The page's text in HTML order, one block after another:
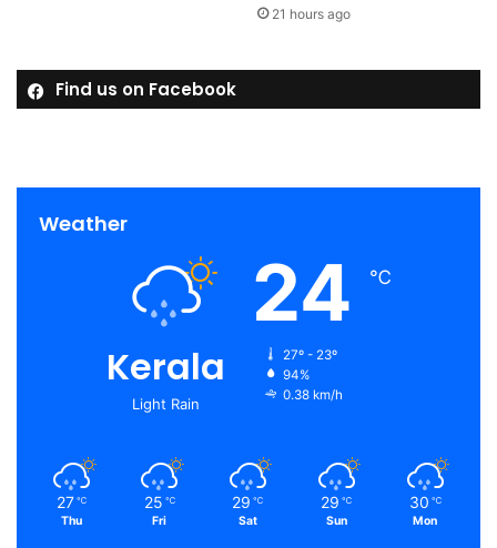
21 hours ago
Find us on Facebook
Weather
Kerala
Light Rain
24 ℃
27º - 23º
94%
0.38 km/h
27 ℃
Thu
25 ℃
Fri
29 ℃
Sat
29 ℃
Sun
30 ℃
Mon